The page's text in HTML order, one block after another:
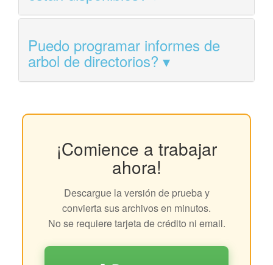
Puedo programar informes de
arbol de directorios?
¡Comience a trabajar
ahora!
Descargue la versión de prueba y
convierta sus archivos en minutos.
No se requiere tarjeta de crédito ni email.